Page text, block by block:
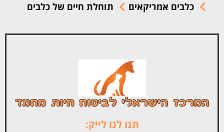
כלבים אמריקאים
תוחלת חיים של כלבים
תנו לנו לייק: